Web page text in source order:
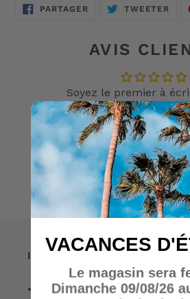
panierPARTAGERPARTAGERTWEETER
AVIS
Soyez le premier à
Écrire un
Informations
• A propos de nous
VACANCES
Le magasin sera
Dimanche 09/08/26